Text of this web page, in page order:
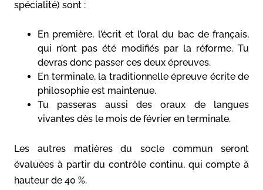
spécialité) sont :
En première, l’écrit et l’oral du bac de français,
qui n’ont pas été modifiés par la réforme. Tu
devras donc passer ces deux épreuves.
En terminale, la traditionnelle épreuve écrite de
philosophie est maintenue.
Tu passeras aussi des oraux de langues
vivantes dès le mois de février en terminale.
Les autres matières du socle commun seront
évaluées à partir du contrôle continu, qui compte à
hauteur de 40 %.